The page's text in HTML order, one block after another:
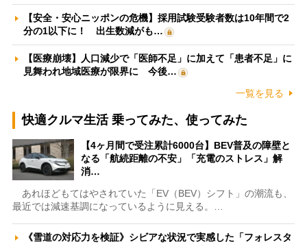
【安全・安心ニッポンの危機】採用試験受験者数は10年間で2
分の1以下に！ 出生数減がも…
【医療崩壊】人口減少で「医師不足」に加えて「患者不足」に
見舞われ地域医療が限界に 今後…
一覧を見る
快適クルマ生活 乗ってみた、使ってみた
【4ヶ月間で受注累計6000台】BEV普及の障壁と
なる「航続距離の不安」「充電のストレス」解
消…
あれほどもてはやされていた「EV（BEV）シフト」の潮流も、
最近では減速基調になっているように見える。…
《雪道の対応力を検証》シビアな状況で実感した「フォレスタ